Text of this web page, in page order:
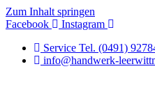
Zum Inhalt springen
Facebook
Instagram
Service Tel. (0491)
info@handwerk-